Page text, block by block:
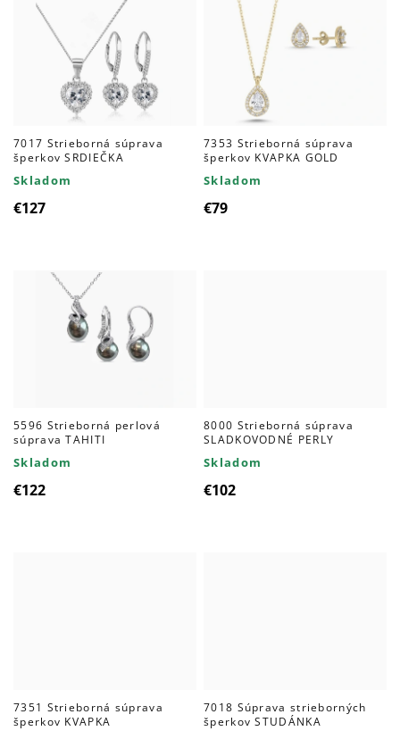
7017 Strieborná súprava
šperkov SRDIEČKA
Skladom
€127
7353 Strieborná súprava
šperkov KVAPKA GOLD
Skladom
€79
5596 Strieborná perlová
súprava TAHITI
Skladom
€122
8000 Strieborná súprava
SLADKOVODNÉ PERLY
Skladom
€102
7351 Strieborná súprava
šperkov KVAPKA
7018 Súprava strieborných
šperkov STUDÁNKA